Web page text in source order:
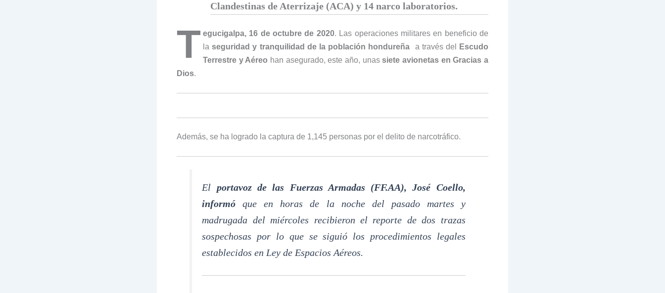
Clandestinas de Aterrizaje (ACA) y 14 narco laboratorios.
T egucigalpa, 16 de octubre de 2020. Las operaciones militares en beneficio de
laseguridad y tranquilidad de la población hondureña a través del
Escudo
Terrestre y Aéreo han asegurado, este año, unassiete avionetas en Gracias a
Dios.
Además, se ha logrado la captura de 1,145 personas por el delito de narcotráfico.
El portavoz de las Fuerzas Armadas (FF.AA), José Coello,
informó que en horas de la noche del pasado martes y
madrugada del miércoles recibieron el reporte de dos trazas
sospechosas por lo que se siguió los procedimientos legales
establecidos en Ley de Espacios Aéreos.